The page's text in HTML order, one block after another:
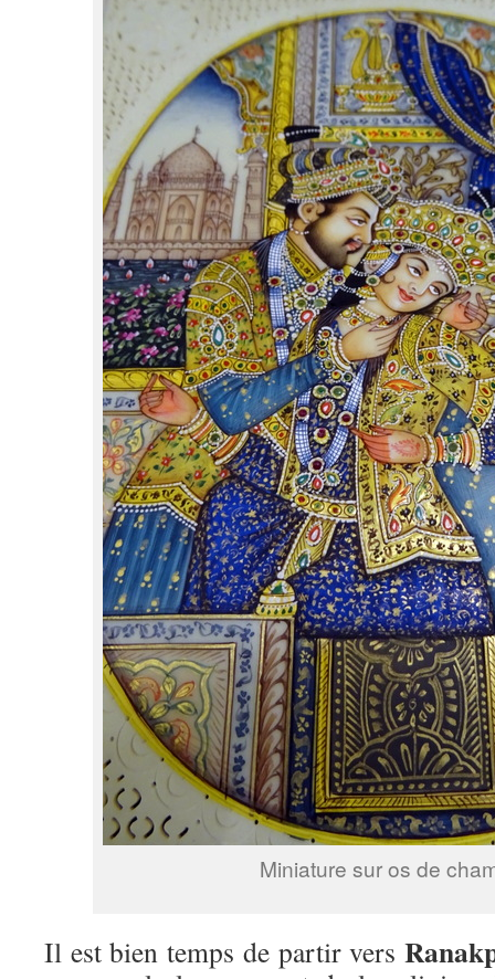
Miniature sur os de
Il est bien temps de partir vers